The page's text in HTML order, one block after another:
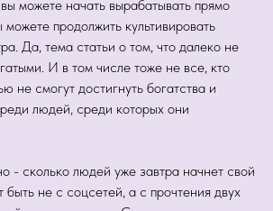
можете начать вырабатывать прямо
продолжить культивировать
Да, тема статьи о том, что далеко не
И в том числе тоже не все, кто
не смогут достигнуть богатства и
людей, среди которых они
- сколько людей уже завтра начнет свой
не с соцсетей, а с прочтения двух